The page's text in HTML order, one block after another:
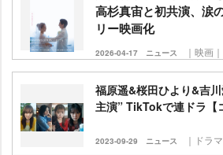
高杉真宙と初共演、涙
リー映画化
2026-04-17 ニュース ｜映画｜
福原遥&桜田ひより&吉
主演” TikTokで連ドラ【
2023-09-29 ニュース ｜ドラマ